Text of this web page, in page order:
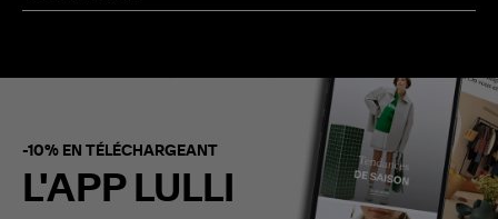
-10% EN TÉLÉCHARGEANT
L'APP LULLI